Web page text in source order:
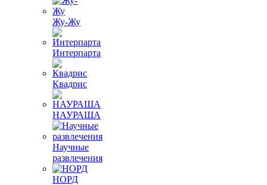
Жу-Жу
Интерпарта
Квадрис
НАУРАША
Научные
развлечения
НОРД